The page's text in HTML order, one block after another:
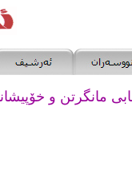
مانگرتن و